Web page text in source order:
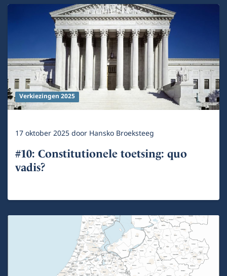
Verkiezingen 2025
17 oktober 2025door Hansko Broeksteeg
#10: Constitutionele toetsing: quo
vadis?